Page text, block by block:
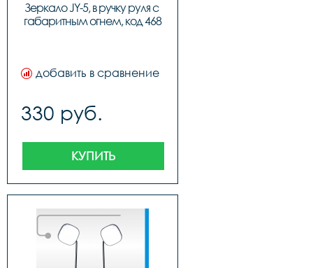
Зеркало JY-5, в ручку руля с
габаритным огнем, код 468
добавить в сравнение
330 руб.
КУПИТЬ